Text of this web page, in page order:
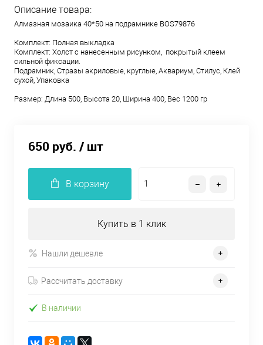
Описание товара:
Алмазная мозаика 40*50 на подрамнике BOS79876
Комплект: Полная выкладка
Комплект: Холст с нанесенным рисунком, покрытый клеем
сильной фиксации.
Подрамник, Стразы акриловые, круглые, Аквариум, Стилус, Клей
сухой, Упаковка
Размер: Длина 500, Высота 20, Ширина 400, Вес 1200 гр
650 руб. / шт
В корзину
Купить в 1 клик
Нашли дешевле
Рассчитать доставку
В наличии